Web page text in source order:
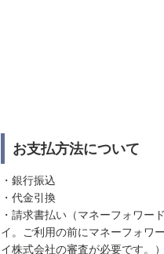
お支払方法について
・銀行振込
・代金引換
・請求書払い（マネーフォワー
イ。ご利用の前にマネーフォワ
イ株式会社の審査が必要です。）